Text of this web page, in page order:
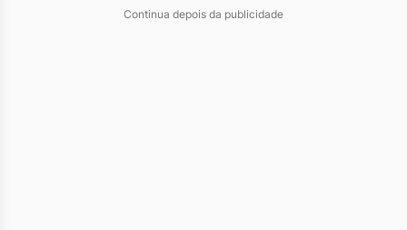
Continua depois da publicidade